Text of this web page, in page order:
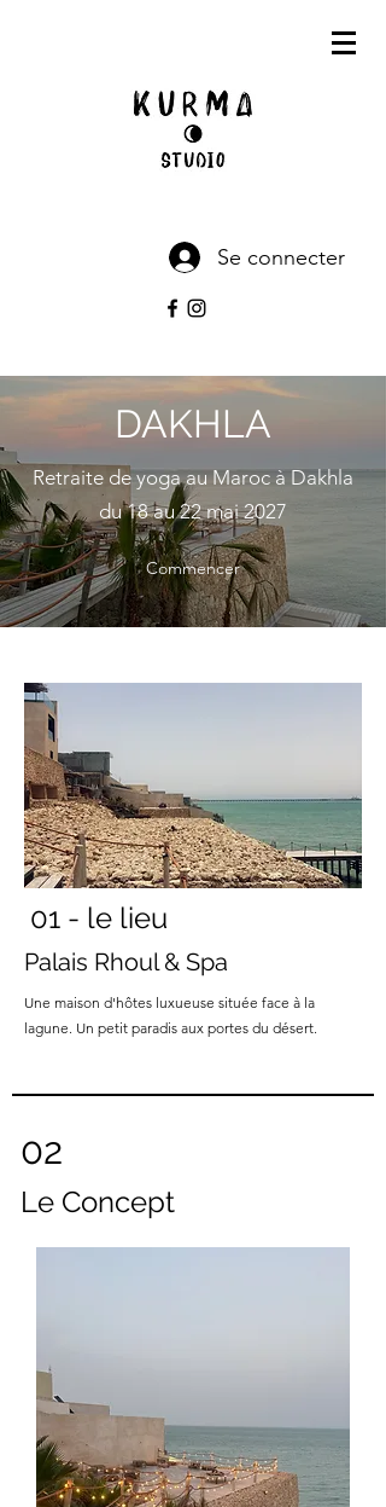
Se connecter
DAKHLA
Retraite de yoga au Maroc à Dakhla
du 18 au 22 mai 2027
Commencer
01 - le lieu
Palais Rhoul & Spa
Une maison d'hôtes luxueuse située face à la
lagune. Un petit paradis aux portes du désert.
02
Le Concept